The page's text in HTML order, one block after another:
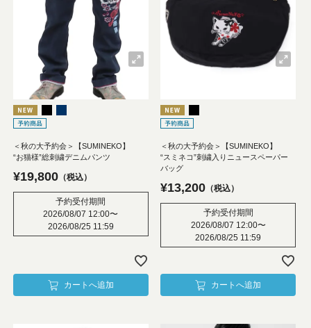
＜秋の大予約会＞【SUMINEKO】
“お猫様”総刺繍デニムパンツ
¥19,800 税込
予約受付期間
2026/08/07 12:00〜
2026/08/25 11:59
カートへ追加
＜秋の大予約会＞【SUMINEKO】
“スミネコ”刺繍入りニュースペーパー
バッグ
¥13,200 税込
予約受付期間
2026/08/07 12:00〜
2026/08/25 11:59
カートへ追加